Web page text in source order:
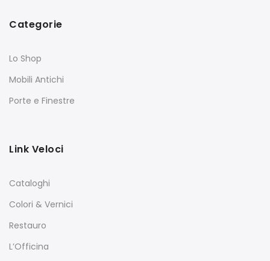
Categorie
Lo Shop
Mobili Antichi
Porte e Finestre
Link Veloci
Cataloghi
Colori & Vernici
Restauro
L’Officina